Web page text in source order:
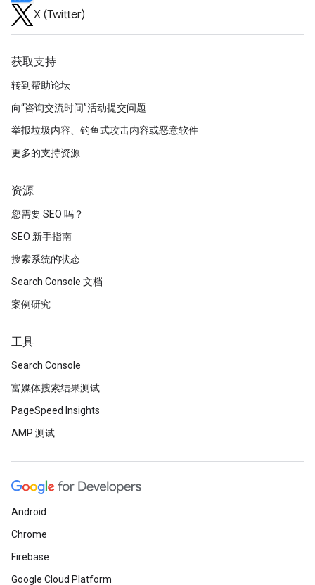
X (Twitter)
获取支持
转到帮助论坛
向“咨询交流时间”活动提交问题
举报垃圾内容、钓鱼式攻击内容或恶意软件
更多的支持资源
资源
您需要 SEO 吗？
SEO 新手指南
搜索系统的状态
Search Console 文档
案例研究
工具
Search Console
富媒体搜索结果测试
PageSpeed Insights
AMP 测试
Android
Chrome
Firebase
Google Cloud Platform